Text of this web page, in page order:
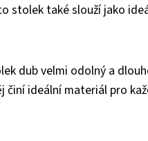
stolek také slouží jako
dub velmi odolný a
ideální materiál pro